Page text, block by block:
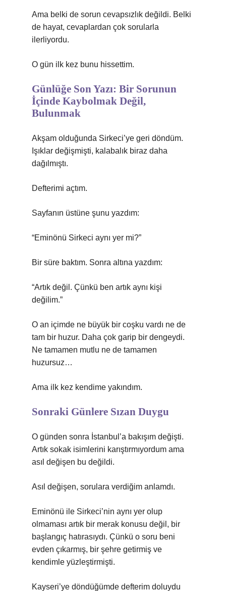
Ama belki de sorun cevapsızlık değildi. Belki
de hayat, cevaplardan çok sorularla
ilerliyordu.
O gün ilk kez bunu hissettim.
Günlüğe Son Yazı: Bir Sorunun
İçinde Kaybolmak Değil,
Bulunmak
Akşam olduğunda Sirkeci’ye geri döndüm.
Işıklar değişmişti, kalabalık biraz daha
dağılmıştı.
Defterimi açtım.
Sayfanın üstüne şunu yazdım:
“Eminönü Sirkeci aynı yer mi?”
Bir süre baktım. Sonra altına yazdım:
“Artık değil. Çünkü ben artık aynı kişi
değilim.”
O an içimde ne büyük bir coşku vardı ne de
tam bir huzur. Daha çok garip bir dengeydi.
Ne tamamen mutlu ne de tamamen
huzursuz…
Ama ilk kez kendime yakındım.
Sonraki Günlere Sızan Duygu
O günden sonra İstanbul’a bakışım değişti.
Artık sokak isimlerini karıştırmıyordum ama
asıl değişen bu değildi.
Asıl değişen, sorulara verdiğim anlamdı.
Eminönü ile Sirkeci’nin aynı yer olup
olmaması artık bir merak konusu değil, bir
başlangıç hatırasıydı. Çünkü o soru beni
evden çıkarmış, bir şehre getirmiş ve
kendimle yüzleştirmişti.
Kayseri’ye döndüğümde defterim doluydu